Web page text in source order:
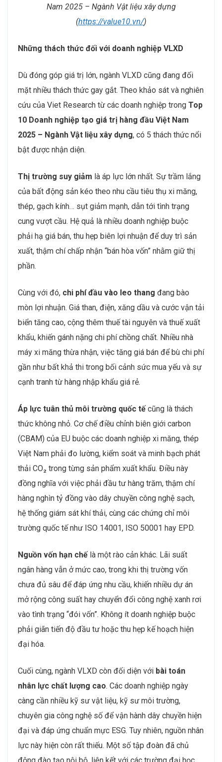
Nam 2025 – Ngành Vật liệu xây dựng
(https://value10.vn/)
Những thách thức đối với doanh nghiệp VLXD
Dù đóng góp giá trị lớn, ngành VLXD cũng đang đối
mặt nhiều thách thức gay gắt. Theo khảo sát và nghiên
cứu của Viet Research từ các doanh nghiệp trong Top
10 Doanh nghiệp tạo giá trị hàng đầu Việt Nam
2025 – Ngành Vật liệu xây dựng, có 5 thách thức nổi
bật được nhận diện.
Thị trường suy giảm là áp lực lớn nhất. Sự trầm lắng
của bất động sản kéo theo nhu cầu tiêu thụ xi măng,
thép, gạch kính… sụt giảm mạnh, dẫn tới tình trạng
cung vượt cầu. Hệ quả là nhiều doanh nghiệp buộc
phải hạ giá bán, thu hẹp biên lợi nhuận để duy trì sản
xuất, thậm chí chấp nhận “bán hòa vốn” nhằm giữ thị
phần.
Cùng với đó, chi phí đầu vào leo thang đang bào
mòn lợi nhuận. Giá than, điện, xăng dầu và cước vận tải
biển tăng cao, cộng thêm thuế tài nguyên và thuế xuất
khẩu, khiến gánh nặng chi phí chồng chất. Nhiều nhà
máy xi măng thừa nhận, việc tăng giá bán để bù chi phí
gần như bất khả thi trong bối cảnh sức mua yếu và sự
cạnh tranh từ hàng nhập khẩu giá rẻ.
Áp lực tuân thủ môi trường quốc tếcũng là thách
thức không nhỏ. Cơ chế điều chỉnh biên giới carbon
(CBAM) của EU buộc các doanh nghiệp xi măng, thép
Việt Nam phải đo lường, kiểm soát và minh bạch phát
thải CO₂ trong từng sản phẩm xuất khẩu. Điều này
đồng nghĩa với việc phải đầu tư hàng trăm, thậm chí
hàng nghìn tỷ đồng vào dây chuyền công nghệ sạch,
hệ thống giám sát khí thải, cùng các chứng chỉ môi
trường quốc tế như ISO 14001, ISO 50001 hay EPD.
Nguồn vốn hạn chếlà một rào cản khác. Lãi suất
ngân hàng vẫn ở mức cao, trong khi thị trường vốn
chưa đủ sâu để đáp ứng nhu cầu, khiến nhiều dự án
mở rộng công suất hay chuyển đổi công nghệ xanh rơi
vào tình trạng “đói vốn”. Không ít doanh nghiệp buộc
phải giãn tiến độ đầu tư hoặc thu hẹp kế hoạch hiện
đại hóa.
Cuối cùng, ngành VLXD còn đối diện với bài toán
nhân lực chất lượng cao. Các doanh nghiệp ngày
càng cần nhiều kỹ sư vật liệu, kỹ sư môi trường,
chuyên gia công nghệ số để vận hành dây chuyền hiện
đại và đáp ứng chuẩn mực ESG. Tuy nhiên, nguồn nhân
lực này hiện còn rất thiếu. Một số tập đoàn đã chủ
động đào tạo nội bộ, liên kết với các trường đại học